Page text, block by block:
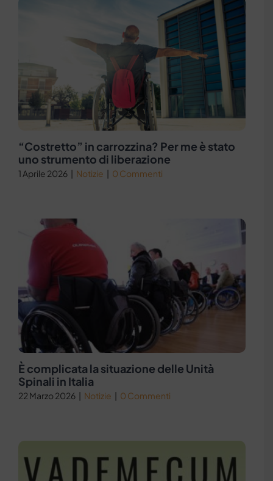
“Costretto” in carrozzina? Per me è stato
uno strumento di liberazione
1 Aprile 2026 | Notizie | 0 Commenti
È complicata la situazione delle Unità
Spinali in Italia
22 Marzo 2026 | Notizie | 0 Commenti